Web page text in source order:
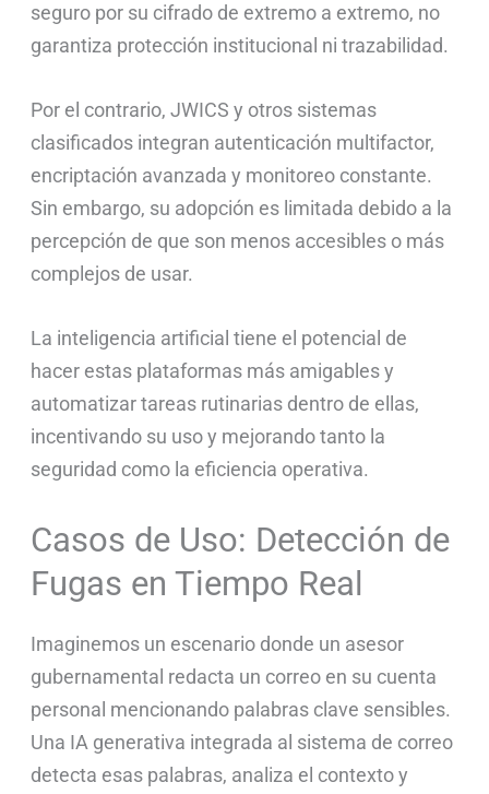
seguro por su cifrado de extremo a extremo, no
garantiza protección institucional ni trazabilidad.
Por el contrario, JWICS y otros sistemas
clasificados integran autenticación multifactor,
encriptación avanzada y monitoreo constante.
Sin embargo, su adopción es limitada debido a la
percepción de que son menos accesibles o más
complejos de usar.
La inteligencia artificial tiene el potencial de
hacer estas plataformas más amigables y
automatizar tareas rutinarias dentro de ellas,
incentivando su uso y mejorando tanto la
seguridad como la eficiencia operativa.
Casos de Uso: Detección de
Fugas en Tiempo Real
Imaginemos un escenario donde un asesor
gubernamental redacta un correo en su cuenta
personal mencionando palabras clave sensibles.
Una IA generativa integrada al sistema de correo
detecta esas palabras, analiza el contexto y